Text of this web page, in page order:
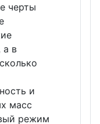
черты
а в
и
масс
режим